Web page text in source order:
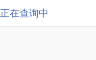
正在查询中